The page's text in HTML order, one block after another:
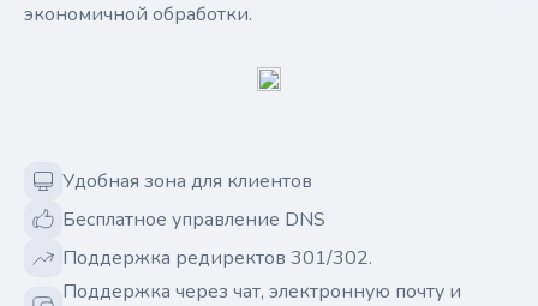
экономичной обработки.
Удобная зона для клиентов
Бесплатное управление DNS
Поддержка редиректов 301/302.
Поддержка через чат, электронную почту и